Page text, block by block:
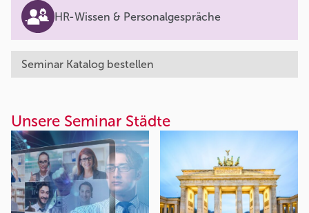
HR-Wissen & Personalgespräche
Seminar Katalog bestellen
Unsere Seminar Städte